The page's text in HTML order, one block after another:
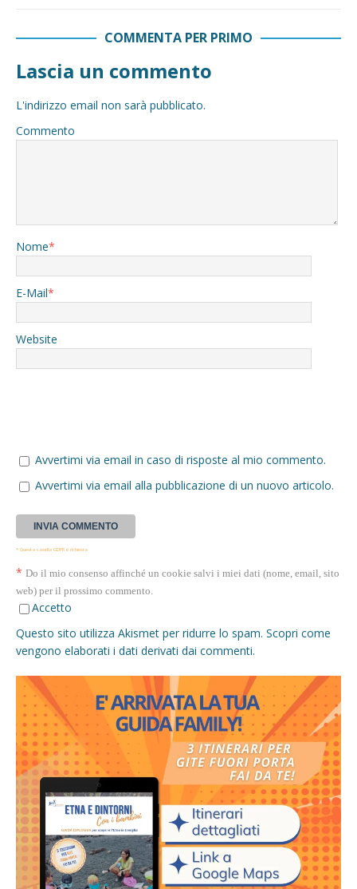
COMMENTA PER PRIMO
Lascia un commento
L'indirizzo email non sarà pubblicato.
Commento
Nome*
E-Mail*
Website
Avvertimi via email in caso di risposte al mio commento.
Avvertimi via email alla pubblicazione di un nuovo articolo.
* Questa casella GDPR è richiesta
* Do il mio consenso affinché un cookie salvi i miei dati (nome, email, sito
web) per il prossimo commento.
Accetto
Questo sito utilizza Akismet per ridurre lo spam. Scopri come
vengono elaborati i dati derivati dai commenti.